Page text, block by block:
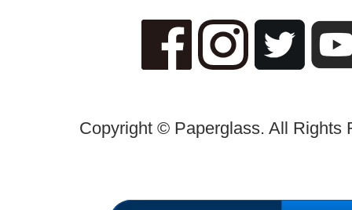
Copyright © Paperglass. All Rights